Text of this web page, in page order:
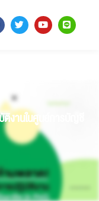
านในศูนย์การบัญชี